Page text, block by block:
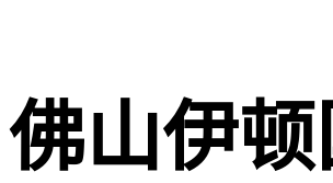
佛山伊